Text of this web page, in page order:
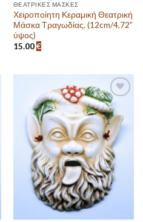
ΘΕΑΤΡΙΚΈΣ ΜΆΣΚΕΣ
Χειροποίητη Κεραμική Θεατρική
Μάσκα Τραγωδίας. (12cm/4,72”
ύψος)
15.00€
Πρόσθεσε
στην λίστα
επιθυμιών